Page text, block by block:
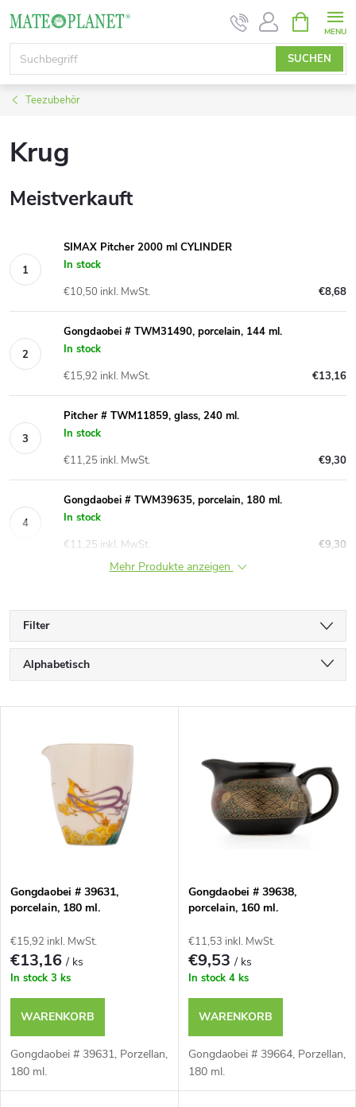
Inhalt
springen
SUCHEN
Teezubehör
Krug
Meistverkauft
SIMAX Pitcher 2000 ml CYLINDER
In stock
€8,68
€10,50 inkl. MwSt.
Gongdaobei # TWM31490, porcelain, 144 ml.
In stock
€13,16
€15,92 inkl. MwSt.
Pitcher # TWM11859, glass, 240 ml.
In stock
€9,30
€11,25 inkl. MwSt.
Gongdaobei # TWM39635, porcelain, 180 ml.
In stock
€9,30
€11,25 inkl. MwSt.
Mehr Produkte anzeigen
Filter
P
r
t
s
o
r
t
Alphabetisch
Meistverkauft
e
d
e
r
P
r
Gongdaobei # 39631,
porcelain, 180 ml.
€15,92 inkl. MwSt.
€13,16/ ks
In stock 3 ks
WARENKORB
Gongdaobei # 39631, Porzellan,
180 ml.
Gongdaobei # 39638,
porcelain, 160 ml.
€11,53 inkl. MwSt.
€9,53/ ks
In stock 4 ks
WARENKORB
Gongdaobei # 39664, Porzellan,
180 ml.